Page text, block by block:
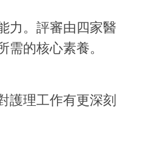
力。評審由四家醫
的核心素養。
護理工作有更深刻